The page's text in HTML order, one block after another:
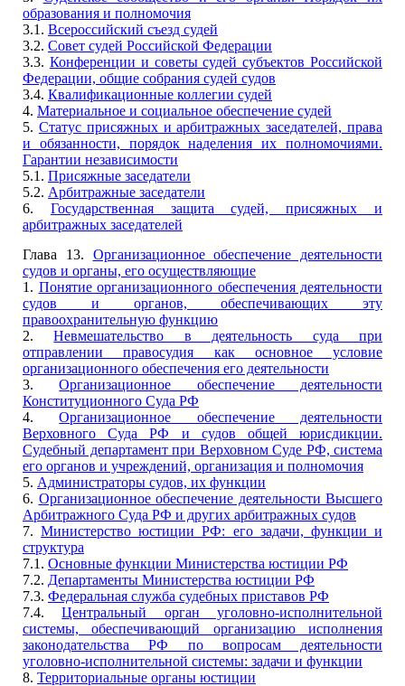
образования и полномочия
3.1. Всероссийский съезд судей
3.2. Совет судей Российской Федерации
3.3. Конференции и советы судей субъектов Российской
Федерации, общие собрания судей судов
3.4. Квалификационные коллегии судей
4. Материальное и социальное обеспечение судей
5. Статус присяжных и арбитражных заседателей, права
и обязанности, порядок наделения их полномочиями.
Гарантии независимости
5.1. Присяжные заседатели
5.2. Арбитражные заседатели
6. Государственная защита судей, присяжных и
арбитражных заседателей
Глава 13. Организационное обеспечение деятельности
судов и органы, его осуществляющие
1. Понятие организационного обеспечения деятельности
судов и органов, обеспечивающих эту
правоохранительную функцию
2.Невмешательство в деятельность суда при
отправлении правосудия как основное условие
организационного обеспечения его деятельности
3.Организационное обеспечение деятельности
Конституционного Суда РФ
4.Организационное обеспечение деятельности
Верховного Суда РФ и судов общей юрисдикции.
Судебный департамент при Верховном Суде РФ, система
его органов и учреждений, организация и полномочия
5. Администраторы судов, их функции
6. Организационное обеспечение деятельности Высшего
Арбитражного Суда РФ и других арбитражных судов
7.Министерство юстиции РФ: его задачи, функции и
структура
7.1. Основные функции Министерства юстиции РФ
7.2. Департаменты Министерства юстиции РФ
7.3. Федеральная служба судебных приставов РФ
7.4.Центральный орган уголовно-исполнительной
системы, обеспечивающий организацию исполнения
законодательства РФ по вопросам деятельности
уголовно-исполнительной системы: задачи и функции
8. Территориальные органы юстиции